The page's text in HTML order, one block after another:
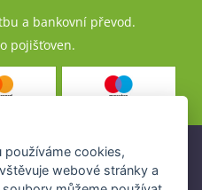
a bankovní převod.
pojišťoven.
nabízeny společností
platné licence České
používáme cookies,
webové stránky a